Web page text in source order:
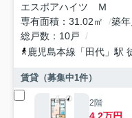
エスポアハイツ Ｍ
専有面積
31.02㎡ 築年
総戸数
10戸
鹿児島本線 「 田代 」駅
賃貸（募集中1件）
2階
4.2万円